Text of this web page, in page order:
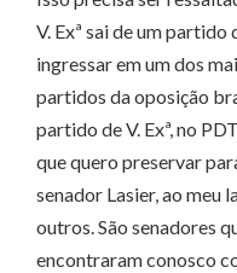
V. Exª sai de um
ingressar em um dos
partidos da oposição
partido de V. Exª, no
que quero preservar
senador Lasier, ao meu
outros. São senadores
encontraram conosco